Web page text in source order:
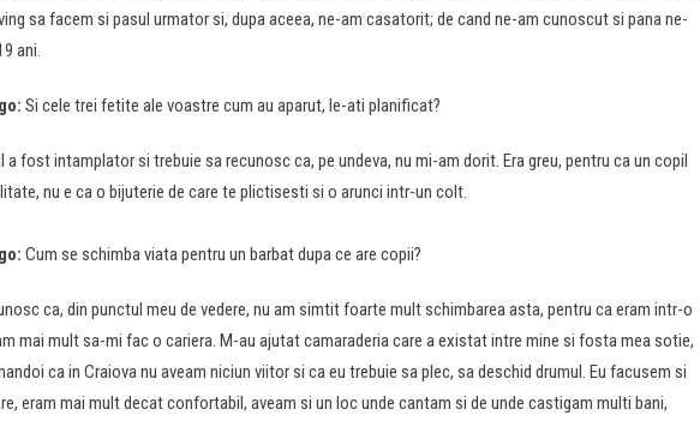
sa facem si pasul urmator si, dupa aceea, ne-am casatorit; de cand ne-am cunoscut si pana ne-
ani.
Si cele trei fetite ale voastre cum au aparut, le-ati planificat?
a fost intamplator si trebuie sa recunosc ca, pe undeva, nu mi-am dorit. Era greu, pentru ca un copil
nu e ca o bijuterie de care te plictisesti si o arunci intr-un colt.
Cum se schimba viata pentru un barbat dupa ce are copii?
ca, din punctul meu de vedere, nu am simtit foarte mult schimbarea asta, pentru ca eram intr-o
mai mult sa-mi fac o cariera. M-au ajutat camaraderia care a existat intre mine si fosta mea sotie,
ca in Craiova nu aveam niciun viitor si ca eu trebuie sa plec, sa deschid drumul. Eu facusem si
eram mai mult decat confortabil, aveam si un loc unde cantam si de unde castigam multi bani,